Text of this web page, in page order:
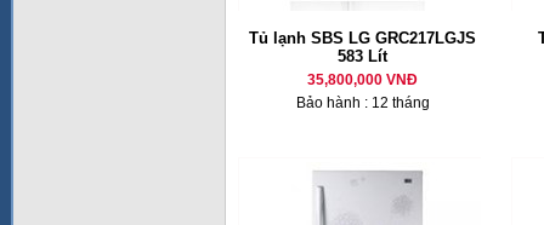
Tủ lạnh SBS LG GRC217LGJS
583 Lít
35,800,000 VNĐ
Bảo hành : 12 tháng